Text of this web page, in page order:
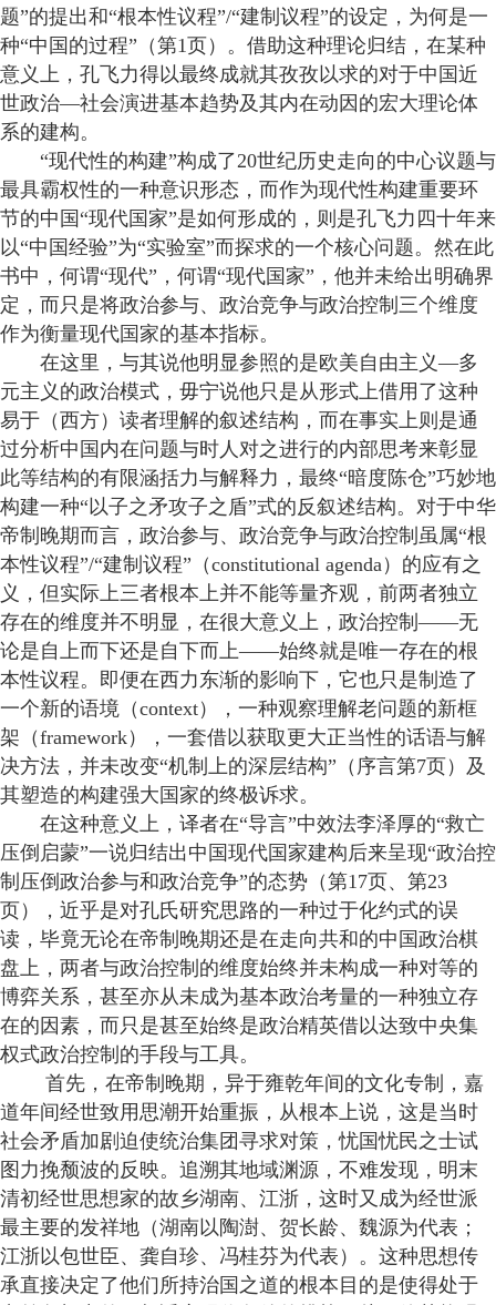
题”的提出和“根本性议程”/“建制议程”的设定，为何是一
种“中国的过程”（第1页）。借助这种理论归结，在某种
意义上，孔飞力得以最终成就其孜孜以求的对于中国近
世政治—社会演进基本趋势及其内在动因的宏大理论体
系的建构。
“现代性的构建”构成了20世纪历史走向的中心议题与
最具霸权性的一种意识形态，而作为现代性构建重要环
节的中国“现代国家”是如何形成的，则是孔飞力四十年来
以“中国经验”为“实验室”而探求的一个核心问题。然在此
书中，何谓“现代”，何谓“现代国家”，他并未给出明确界
定，而只是将政治参与、政治竞争与政治控制三个维度
作为衡量现代国家的基本指标。
在这里，与其说他明显参照的是欧美自由主义—多
元主义的政治模式，毋宁说他只是从形式上借用了这种
易于（西方）读者理解的叙述结构，而在事实上则是通
过分析中国内在问题与时人对之进行的内部思考来彰显
此等结构的有限涵括力与解释力，最终“暗度陈仓”巧妙地
构建一种“以子之矛攻子之盾”式的反叙述结构。对于中华
帝制晚期而言，政治参与、政治竞争与政治控制虽属“根
本性议程”/“建制议程”（constitutional agenda）的应有之
义，但实际上三者根本上并不能等量齐观，前两者独立
存在的维度并不明显，在很大意义上，政治控制——无
论是自上而下还是自下而上——始终就是唯一存在的根
本性议程。即便在西力东渐的影响下，它也只是制造了
一个新的语境（context），一种观察理解老问题的新框
架（framework），一套借以获取更大正当性的话语与解
决方法，并未改变“机制上的深层结构”（序言第7页）及
其塑造的构建强大国家的终极诉求。
在这种意义上，译者在“导言”中效法李泽厚的“救亡
压倒启蒙”一说归结出中国现代国家建构后来呈现“政治控
制压倒政治参与和政治竞争”的态势（第17页、第23
页），近乎是对孔氏研究思路的一种过于化约式的误
读，毕竟无论在帝制晚期还是在走向共和的中国政治棋
盘上，两者与政治控制的维度始终并未构成一种对等的
博弈关系，甚至亦从未成为基本政治考量的一种独立存
在的因素，而只是甚至始终是政治精英借以达致中央集
权式政治控制的手段与工具。
首先，在帝制晚期，异于雍乾年间的文化专制，嘉
道年间经世致用思潮开始重振，从根本上说，这是当时
社会矛盾加剧迫使统治集团寻求对策，忧国忧民之士试
图力挽颓波的反映。追溯其地域渊源，不难发现，明末
清初经世思想家的故乡湖南、江浙，这时又成为经世派
最主要的发祥地（湖南以陶澍、贺长龄、魏源为代表；
江浙以包世臣、龚自珍、冯桂芬为代表）。这种思想传
承直接决定了他们所持治国之道的根本目的是使得处于